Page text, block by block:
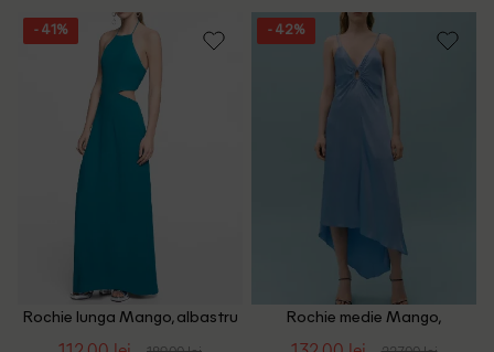
- 41%
Rochie lunga Mango, albastru
- 42%
Rochie medie Mango,